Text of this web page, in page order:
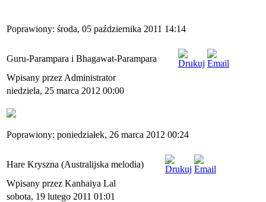
Poprawiony: środa, 05 października 2011 14:14
Guru-Parampara i Bhagawat-Parampara
Wpisany przez Administrator
niedziela, 25 marca 2012 00:00
Poprawiony: poniedziałek, 26 marca 2012 00:24
Hare Kryszna (Australijska melodia)
Wpisany przez Kanhaiya Lal
sobota, 19 lutego 2011 01:01